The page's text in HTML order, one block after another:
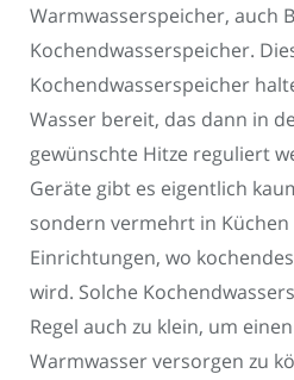
Warmwasserspeicher, auch
Kochendwasserspeicher.
Kochendwasserspeicher
Wasser bereit, das dann in
gewünschte Hitze reguliert
Geräte gibt es eigentlich
sondern vermehrt in
Einrichtungen, wo
wird. Solche
Regel auch zu klein, um
Warmwasser versorgen zu